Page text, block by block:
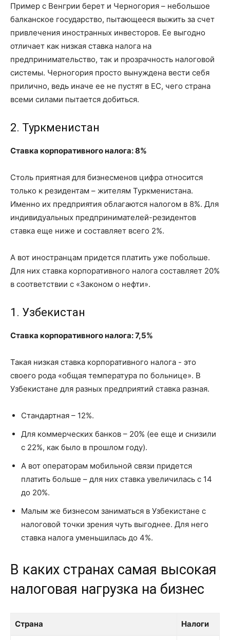
Пример с Венгрии берет и Черногория – небольшое
балканское государство, пытающееся выжить за счет
привлечения иностранных инвесторов. Ее выгодно
отличает как низкая ставка налога на
предпринимательство, так и прозрачность налоговой
системы. Черногория просто вынуждена вести себя
прилично, ведь иначе ее не пустят в ЕС, чего страна
всеми силами пытается добиться.
2. Туркменистан
Ставка корпоративного налога: 8%
Столь приятная для бизнесменов цифра относится
только к резидентам – жителям Туркменистана.
Именно их предприятия облагаются налогом в 8%. Для
индивидуальных предпринимателей-резидентов
ставка еще ниже и составляет всего 2%.
А вот иностранцам придется платить уже побольше.
Для них ставка корпоративного налога составляет 20%
в соответствии с «Законом о нефти».
1. Узбекистан
Ставка корпоративного налога: 7,5%
Такая низкая ставка корпоративного налога - это
своего рода «общая температура по больнице». В
Узбекистане для разных предприятий ставка разная.
Стандартная – 12%.
Для коммерческих банков – 20% (ее еще и снизили
с 22%, как было в прошлом году).
А вот операторам мобильной связи придется
платить больше – для них ставка увеличилась с 14
до 20%.
Малым же бизнесом заниматься в Узбекистане с
налоговой точки зрения чуть выгоднее. Для него
ставка налога уменьшилась до 4%.
В каких странах самая высокая
налоговая нагрузка на бизнес
Страна
Налоги